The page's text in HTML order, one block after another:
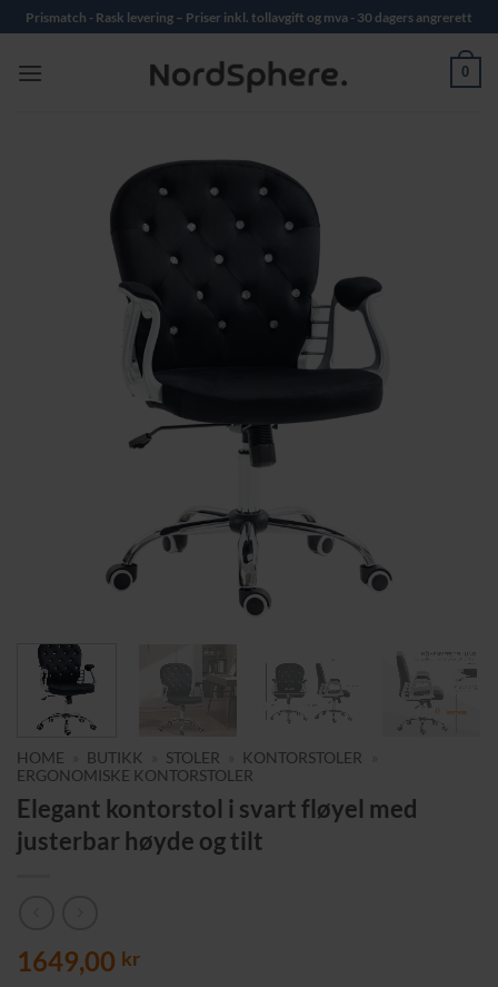
Skip
to
content
Prismatch - Rask levering – Priser inkl. tollavgift og mva - 30 dagers angrerett
0
HOME BUTIKK STOLER KONTORSTOLER
ERGONOMISKE KONTORSTOLER
Elegant kontorstol i svart fløyel med
justerbar høyde og tilt
1649,00 kr